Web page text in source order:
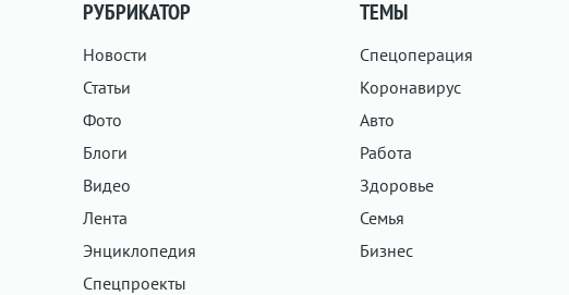
РУБРИКАТОР
Новости
Статьи
Фото
Блоги
Видео
Лента
Энциклопедия
Спецпроекты
ТЕМЫ
Спецоперация
Коронавирус
Авто
Работа
Здоровье
Семья
Бизнес